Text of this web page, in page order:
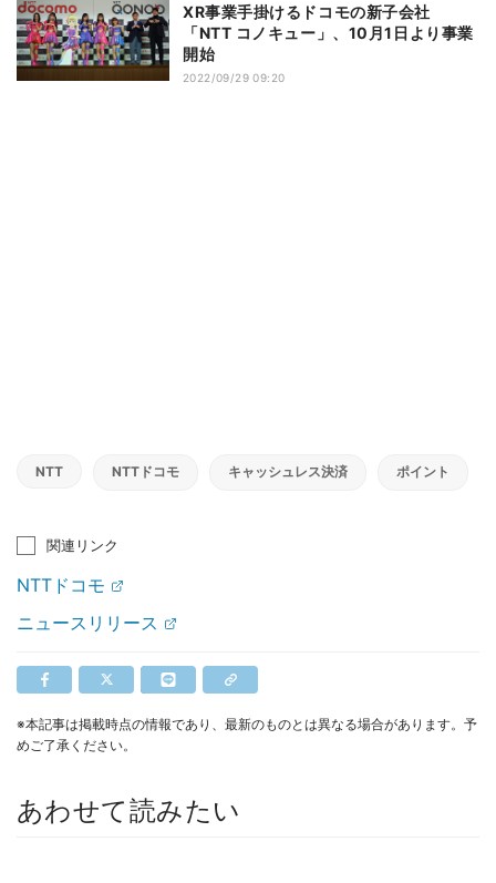
XR事業手掛けるドコモの新子会社
「NTT コノキュー」、10月1日より事業
開始
2022/09/29 09:20
NTT NTTドコモ キャッシュレス決済 ポイント
関連リンク
NTTドコモ
ニュースリリース
※本記事は掲載時点の情報であり、最新のものとは異なる場合があります。予
めご了承ください。
あわせて読みたい